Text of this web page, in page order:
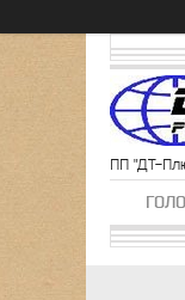
ПП "ДТ-